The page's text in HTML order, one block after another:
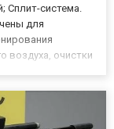
Сплит-система.
для
воздуха, очистки